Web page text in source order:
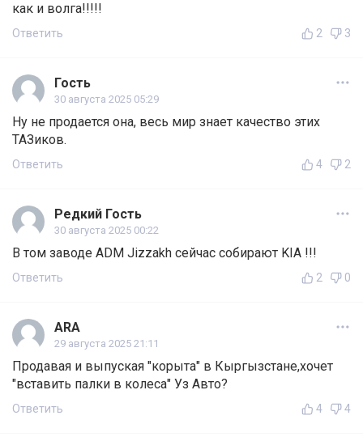
как и волга!!!!!
Ответить 2 3
Гость
30 августа 2025 05:29
Ну не продается она, весь мир знает качество этих
ТАЗиков.
Ответить 4 2
Редкий Гость
30 августа 2025 00:22
В том заводе ADM Jizzakh сейчас собирают KIA !!!
Ответить 2 0
ARA
29 августа 2025 21:11
Продавая и выпуская "корыта" в Кыргызстане,хочет
"вставить палки в колеса" Уз Авто?
Ответить 4 4